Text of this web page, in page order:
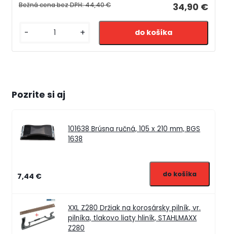
Bežná cena bez DPH:44,40 € 34,90 €
- +
Pozrite si aj
101638 Brúsna ručná, 105 x 210 mm, BGS
1638
7,44 €
XXL Z280 Držiak na korosársky pilník, vr.
pilníka, tlakovo liaty hliník, STAHLMAXX
Z280